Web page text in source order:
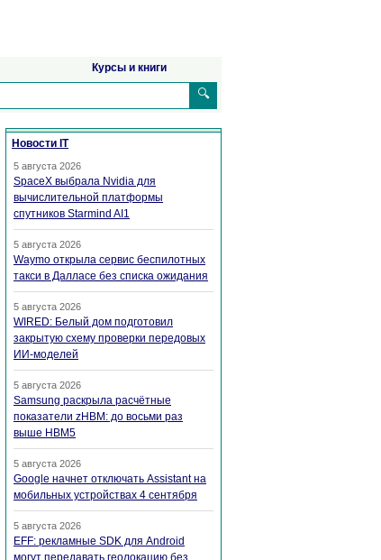
Курсы и книги
🔍
Новости IT
5 августа 2026
SpaceX выбрала Nvidia для
вычислительной платформы
спутников Starmind AI1
5 августа 2026
Waymo открыла сервис беспилотных
такси в Далласе без списка ожидания
5 августа 2026
WIRED: Белый дом подготовил
закрытую схему проверки передовых
ИИ-моделей
5 августа 2026
Samsung раскрыла расчётные
показатели zHBM: до восьми раз
выше HBM5
5 августа 2026
Google начнет отключать Assistant на
мобильных устройствах 4 сентября
5 августа 2026
EFF: рекламные SDK для Android
могут передавать геолокацию без